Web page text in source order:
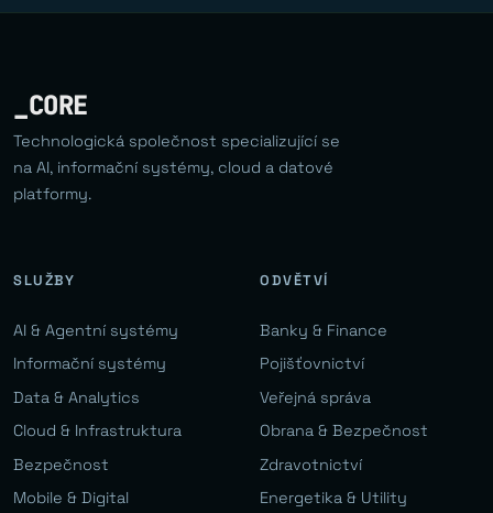
_CORE
Technologická společnost specializující se
na AI, informační systémy, cloud a datové
platformy.
SLUŽBY
AI & Agentní systémy
Informační systémy
Data & Analytics
Cloud & Infrastruktura
Bezpečnost
Mobile & Digital
ODVĚTVÍ
Banky & Finance
Pojišťovnictví
Veřejná správa
Obrana & Bezpečnost
Zdravotnictví
Energetika & Utility